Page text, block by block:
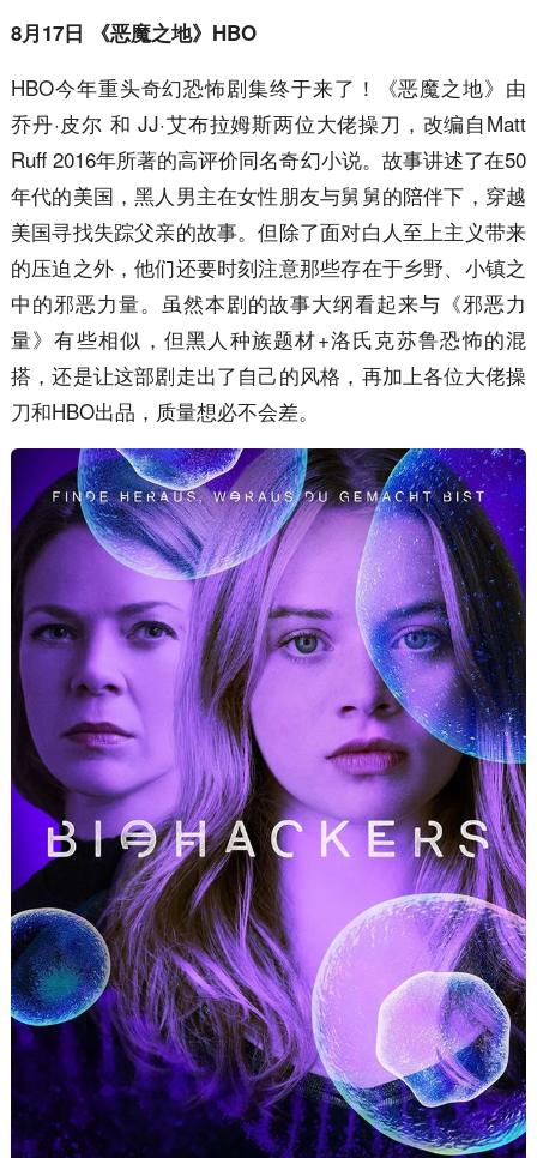
8月17日 《恶魔之地》HBO
HBO今年重头奇幻恐怖剧集终于来了！《恶魔之地》由
乔丹·皮尔 和 JJ·艾布拉姆斯两位大佬操刀，改编自Matt
Ruff 2016年所著的高评价同名奇幻小说。故事讲述了在50
年代的美国，黑人男主在女性朋友与舅舅的陪伴下，穿越
美国寻找失踪父亲的故事。但除了面对白人至上主义带来
的压迫之外，他们还要时刻注意那些存在于乡野、小镇之
中的邪恶力量。虽然本剧的故事大纲看起来与《邪恶力
量》有些相似，但黑人种族题材+洛氏克苏鲁恐怖的混
搭，还是让这部剧走出了自己的风格，再加上各位大佬操
刀和HBO出品，质量想必不会差。